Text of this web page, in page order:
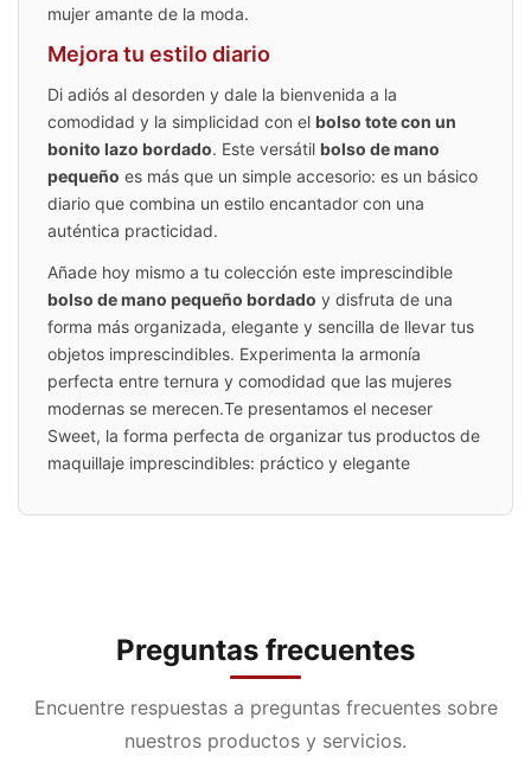
mujer amante de la moda.
Mejora tu estilo diario
Di adiós al desorden y dale la bienvenida a la
comodidad y la simplicidad con el bolso tote con un
bonito lazo bordado. Este versátil bolso de mano
pequeño es más que un simple accesorio: es un básico
diario que combina un estilo encantador con una
auténtica practicidad.
Añade hoy mismo a tu colección este imprescindible
bolso de mano pequeño bordado y disfruta de una
forma más organizada, elegante y sencilla de llevar tus
objetos imprescindibles. Experimenta la armonía
perfecta entre ternura y comodidad que las mujeres
modernas se merecen.Te presentamos el neceser
Sweet, la forma perfecta de organizar tus productos de
maquillaje imprescindibles: práctico y elegante
Preguntas frecuentes
Encuentre respuestas a preguntas frecuentes sobre
nuestros productos y servicios.